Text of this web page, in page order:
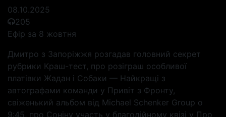
08.10.2025
205
Ефір за 8 жовтня
Дмитро з Запоріжжя розгадав головний секрет
рубрики Краш-тест, про розіграш особливої
платівки Жадан і Собаки — Найкращі з
автографами команди у Привіт з Фронту,
свіженький альбом від Michael Schenker Group о
9:45, про Соніну участь у благодійному квізі у Про